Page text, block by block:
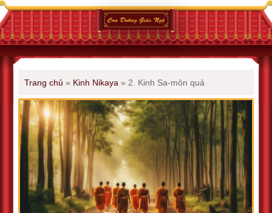
Trang chủ » Kinh Nikaya » 2. Kinh Sa-môn quả